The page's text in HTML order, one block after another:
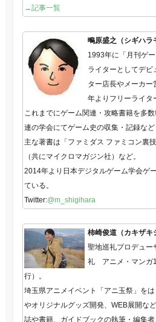
→記事一覧
鴫原盛之（シギハラ
1993年に「月刊ゲ
ライターとしてデビ
ター店長やメーカ
年よりフリーライタ
これまでにゲーム関連・攻略書籍を多
連の学会にてゲーム史の収集・記録など
主な著書は「ファミダス ファミコン裏
（共にマイクロマガジン社）など。
2014年より日本デジタルゲーム学会ゲ
ている。
Twitter:@m_shigihara
柿崎俊道（カキザキ
聖地巡礼プロデュー
礼 アニメ・マンガ
行）。
埼玉県アニメイベント「アニ玉祭」を
やオリジナルグッズ開発、WEB展開な
誌や書籍、ガイドブックの執筆・編集者